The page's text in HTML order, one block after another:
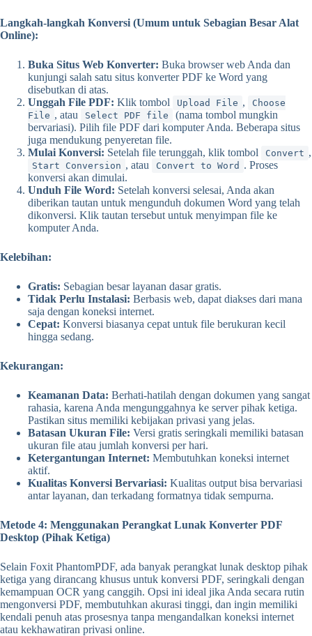
Langkah-langkah Konversi (Umum untuk Sebagian Besar Alat
Online):
Buka Situs Web Konverter: Buka browser web Anda dan
kunjungi salah satu situs konverter PDF ke Word yang
disebutkan di atas.
Unggah File PDF: Klik tombol Upload File ,
Choose
File , atau Select PDF file
(nama tombol mungkin
bervariasi). Pilih file PDF dari komputer Anda. Beberapa situs
juga mendukung penyeretan file.
Mulai Konversi: Setelah file terunggah, klik tombol Convert ,
Start Conversion , atau Convert to Word . Proses
konversi akan dimulai.
Unduh File Word: Setelah konversi selesai, Anda akan
diberikan tautan untuk mengunduh dokumen Word yang telah
dikonversi. Klik tautan tersebut untuk menyimpan file ke
komputer Anda.
Kelebihan:
Gratis: Sebagian besar layanan dasar gratis.
Tidak Perlu Instalasi: Berbasis web, dapat diakses dari mana
saja dengan koneksi internet.
Cepat: Konversi biasanya cepat untuk file berukuran kecil
hingga sedang.
Kekurangan:
Keamanan Data: Berhati-hatilah dengan dokumen yang sangat
rahasia, karena Anda mengunggahnya ke server pihak ketiga.
Pastikan situs memiliki kebijakan privasi yang jelas.
Batasan Ukuran File: Versi gratis seringkali memiliki batasan
ukuran file atau jumlah konversi per hari.
Ketergantungan Internet: Membutuhkan koneksi internet
aktif.
Kualitas Konversi Bervariasi: Kualitas output bisa bervariasi
antar layanan, dan terkadang formatnya tidak sempurna.
Metode 4: Menggunakan Perangkat Lunak Konverter PDF
Desktop (Pihak Ketiga)
Selain Foxit PhantomPDF, ada banyak perangkat lunak desktop pihak
ketiga yang dirancang khusus untuk konversi PDF, seringkali dengan
kemampuan OCR yang canggih. Opsi ini ideal jika Anda secara rutin
mengonversi PDF, membutuhkan akurasi tinggi, dan ingin memiliki
kendali penuh atas prosesnya tanpa mengandalkan koneksi internet
atau kekhawatiran privasi online.